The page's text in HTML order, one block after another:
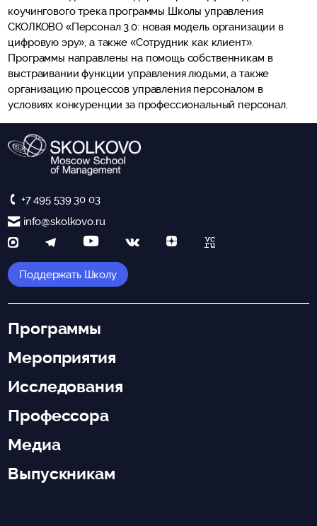
коучингового трека программы Школы управления
СКОЛКОВО «Персонал 3.0: новая модель организации в
цифровую эру», а также «Сотрудник как клиент».
Программы направлены на помощь собственникам в
выстраивании функции управления людьми, а также
организацию процессов управления персоналом в
условиях конкуренции за профессиональный персонал.
+7 495 539 30 03
info@skolkovo.ru
Поддержать Школу
Программы
Мероприятия
Исследования
Профессора
Медиа
Выпускникам